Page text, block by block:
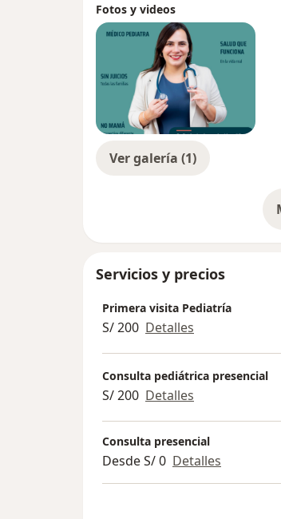
Fotos y videos
Ver galería (1)
Servicios y precios
Primera visita Pediatría
S/ 200 Detalles
Consulta pediátrica presencial
S/ 200 Detalles
Consulta presencial
Desde S/ 0 Detalles